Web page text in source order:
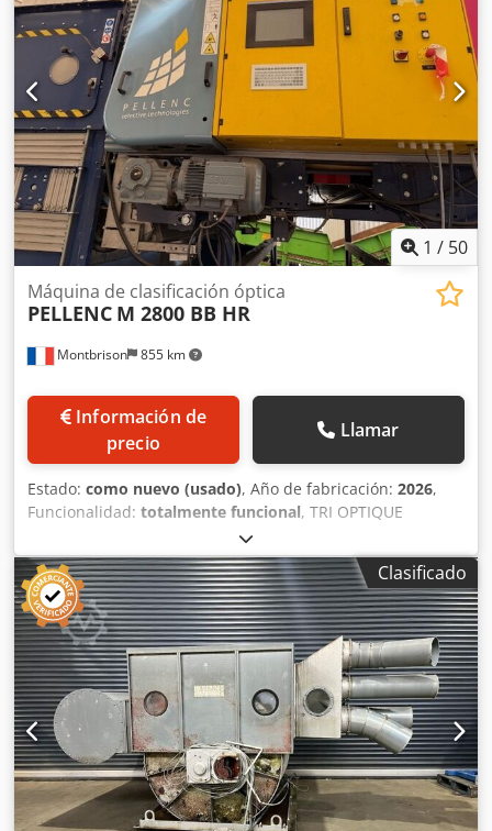
1 / 50
Montbrison 855 km
Máquina de clasificación óptica
PELLENC M 2800 BB HR
Información de
precio
Llamar
Estado: como nuevo (usado), Año de fabricación: 2026,
Funcionalidad: totalmente funcional, TRI OPTIQUE
Fabricante: PELLENC Modelo: M 2800 BB HR Ancho de
trabajo: 2.800 mm Opción instalada en junio de 2024:
separador para todo tipo de metales, incluido acero
inoxidable (INOX), sensor de metales. Banda nueva.
Chedpfxjyy Aa Te Aguea La máquina es capaz de separar
todo tipo de plásticos por calidad, todos los metales
incluido inox, y madera. La máquina acaba de ser
revisada. Sistema de alimentación: Fabricante: SINEX
Modelo: MU 75 6500 Potencia: 2 x 3 kW Cinta
transportadora de salida 1: Fabricante: RMIS Cinta
transportadora de salida 2: Fabricante: ARVAL
Clasificado